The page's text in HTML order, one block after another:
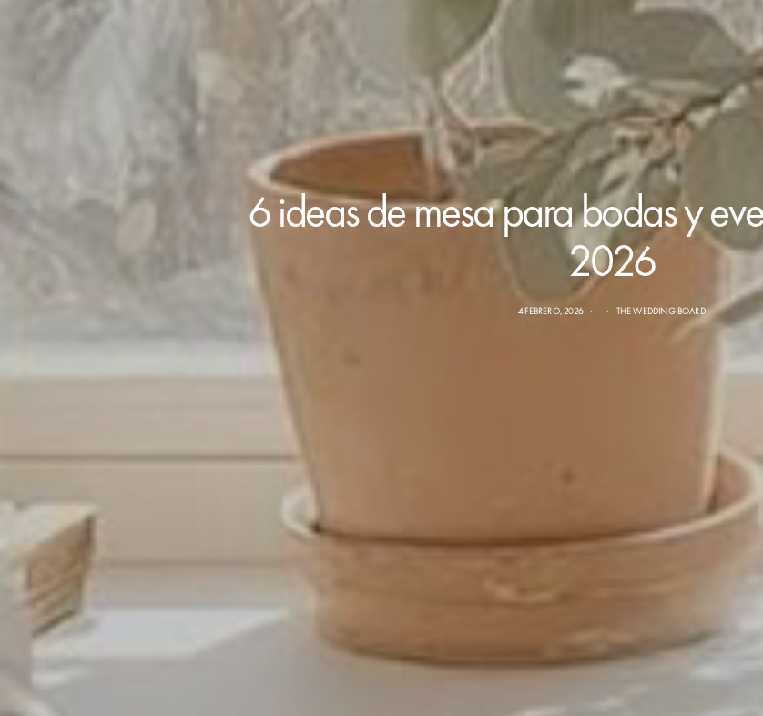
6 ideas de mesa para bodas y
2026
4 FEBRERO, 2026 THE WEDDING BOARD